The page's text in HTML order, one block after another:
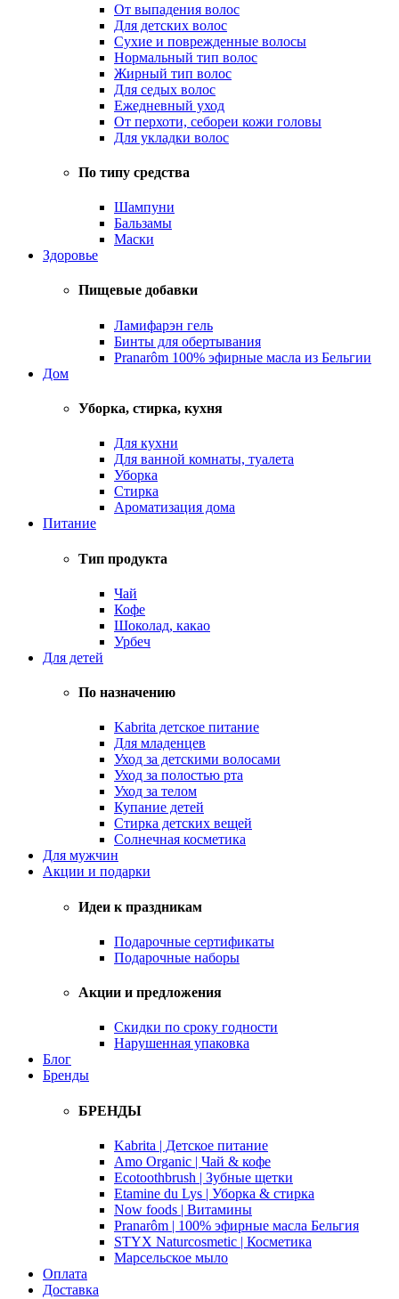
От выпадения волос
Для детских волос
Сухие и поврежденные волосы
Нормальный тип волос
Жирный тип волос
Для седых волос
Ежедневный уход
От перхоти, себореи кожи головы
Для укладки волос
По типу средства
Шампуни
Бальзамы
Маски
Здоровье
Пищевые добавки
Ламифарэн гель
Бинты для обертывания
Pranarôm 100% эфирные масла из Бельгии
Дом
Уборка, стирка, кухня
Для кухни
Для ванной комнаты, туалета
Уборка
Стирка
Ароматизация дома
Питание
Тип продукта
Чай
Кофе
Шоколад, какао
Урбеч
Для детей
По назначению
Kabrita детское питание
Для младенцев
Уход за детскими волосами
Уход за полостью рта
Уход за телом
Купание детей
Стирка детских вещей
Солнечная косметика
Для мужчин
Акции и подарки
Идеи к праздникам
Подарочные сертификаты
Подарочные наборы
Акции и предложения
Скидки по сроку годности
Нарушенная упаковка
Блог
Бренды
БРЕНДЫ
Kabrita | Детское питание
Amo Organic | Чай & кофе
Ecotoothbrush | Зубные щетки
Etamine du Lys | Уборка & стирка
Now foods | Витамины
Pranarôm | 100% эфирные масла Бельгия
STYX Naturcosmetic | Косметика
Марсельское мыло
Оплата
Доставка